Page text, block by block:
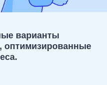
варианты
оптимизированные